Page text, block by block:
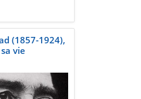
(1857-1924),
vie